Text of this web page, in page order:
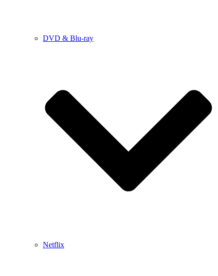
DVD & Blu-ray
Netflix